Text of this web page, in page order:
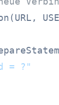
= ?"